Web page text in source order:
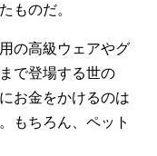
ものだ。
の高級ウェアやグ
で登場する世の
お金をかけるのは
もちろん、ペット